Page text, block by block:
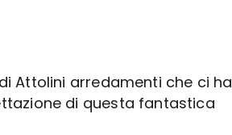
Attolini arredamenti che ci ha
di questa fantastica